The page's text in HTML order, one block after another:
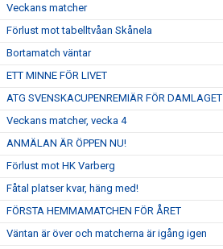
Veckans matcher
Förlust mot tabelltvåan Skånela
Bortamatch väntar
ETT MINNE FÖR LIVET
ATG SVENSKACUPENREMIÄR FÖR DAMLAGET
Veckans matcher, vecka 4
ANMÄLAN ÄR ÖPPEN NU!
Förlust mot HK Varberg
Fåtal platser kvar, häng med!
FÖRSTA HEMMAMATCHEN FÖR ÅRET
Väntan är över och matcherna är igång igen